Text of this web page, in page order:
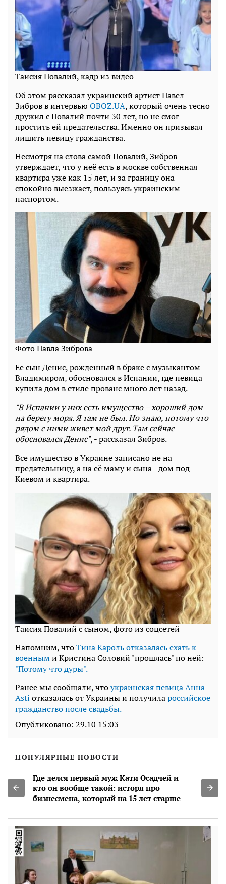
Таисия Повалий, кадр из видео
Об этом рассказал украинский артист Павел
Зибров в интервью OBOZ.UA, который очень тесно
дружил с Повалий почти 30 лет, но не смог
простить ей предательства. Именно он призывал
лишить певицу гражданства.
Несмотря на слова самой Повалий, Зибров
утверждает, что у неё есть в москве собственная
квартира уже как 15 лет, и за границу она
спокойно выезжает, пользуясь украинским
паспортом.
Фото Павла Зиброва
Ее сын Денис, рожденный в браке с музыкантом
Владимиром, обосновался в Испании, где певица
купила дом в стиле прованс много лет назад.
"В Испании у них есть имущество – хороший дом
на берегу моря. Я там не был. Но знаю, потому что
рядом с ними живет мой друг. Там сейчас
обосновался Денис", - рассказал Зибров.
Все имущество в Украине записано не на
предательницу, а на её маму и сына - дом под
Киевом и квартира.
Таисия Повалий с сыном, фото из соцсетей
Напомним, чтоТина Кароль отказалась ехать к
военными Кристина Соловий "прошлась" по ней:
"Потому что дуры".
Ранее мы сообщали, чтоукраинская певица Анна
Asti отказалась от Украины и получилароссийское
гражданство после свадьбы.
Опубликовано: 29.10 15:03
ПОПУЛЯРНЫЕ НОВОСТИ
Где делся первый муж Кати Осадчей и
кто он вообще такой: исторя про
бизнесмена, который на 15 лет старше